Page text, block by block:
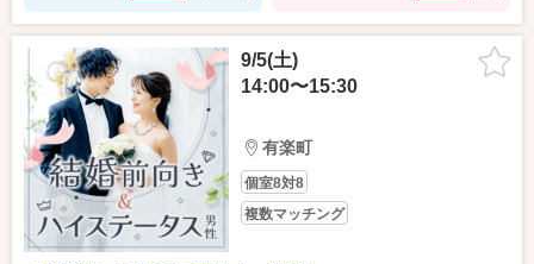
9/5(土)
14:00〜15:30
有楽町
個室8対8
複数マッチング